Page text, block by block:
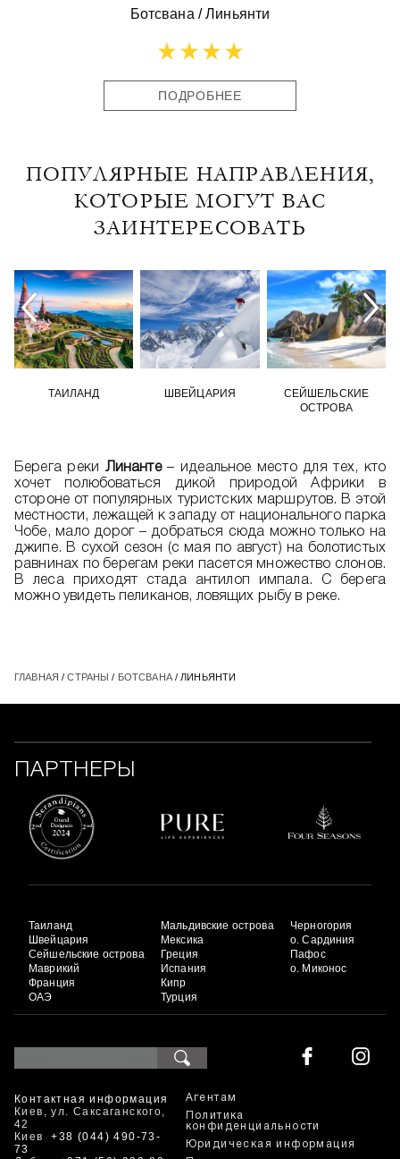
Ботсвана /Линьянти
ПОДРОБНЕЕ
ПОПУЛЯРНЫЕ НАПРАВЛЕНИЯ,
КОТОРЫЕ МОГУТ ВАС
ЗАИНТЕРЕСОВАТЬ
ТАИЛАНД ШВЕЙЦАРИЯ
СЕЙШЕЛЬСКИЕ
ОСТРОВА
Берега реки Линанте– идеальное место для тех, кто
хочет полюбоваться дикой природой Африки в
стороне от популярных туристских маршрутов. В этой
местности, лежащей к западу от национального парка
Чобе, мало дорог – добраться сюда можно только на
джипе. В сухой сезон (с мая по август) на болотистых
равнинах по берегам реки пасется множество слонов.
В леса приходят стада антилоп импала. С берега
можно увидеть пеликанов, ловящих рыбу в реке.
ГЛАВНАЯ /СТРАНЫ / БОТСВАНА/ ЛИНЬЯНТИ
ПАРТНЕРЫ
Таиланд
Швейцария
Сейшельские острова
Маврикий
Франция
ОАЭ
Мальдивские острова
Мексика
Греция
Испания
Кипр
Турция
Черногория
о. Сардиния
Пафос
о. Миконос
Контактная информация
Киев, ул. Саксаганского,
42
Киев+38 (044) 490-73-
73
Агентам
Политика
конфиденциальности
Юридическая информация